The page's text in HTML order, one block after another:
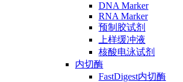
DNA Marker
RNA Marker
预制胶试剂
上样缓冲液
核酸电泳试剂
内切酶
FastDigest内切酶